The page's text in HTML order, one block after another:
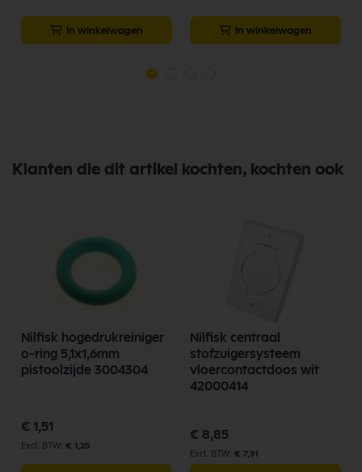
In winkelwagen In winkelwagen
Klanten die dit artikel kochten, kochten ook
Nilfisk hogedrukreiniger
o-ring 5,1x1,6mm
pistoolzijde 3004304
€ 1,51
€ 1,25
Nilfisk centraal
stofzuigersysteem
vloercontactdoos wit
42000414
€ 8,85
€ 7,31